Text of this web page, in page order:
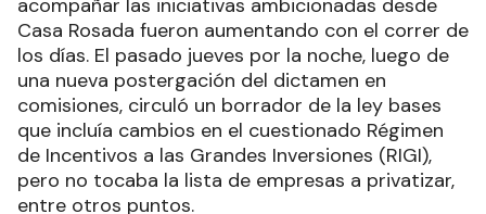
acompañar las iniciativas ambicionadas desde
Casa Rosada fueron aumentando con el correr de
los días. El pasado jueves por la noche, luego de
una nueva postergación del dictamen en
comisiones, circuló un borrador de la ley bases
que incluía cambios en el cuestionado Régimen
de Incentivos a las Grandes Inversiones (RIGI),
pero no tocaba la lista de empresas a privatizar,
entre otros puntos.